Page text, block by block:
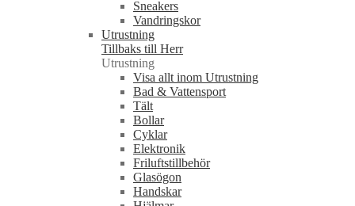
Sneakers
Vandringskor
Utrustning
Tillbaks till Herr
Utrustning
Visa allt inom Utrustning
Bad & Vattensport
Tält
Bollar
Cyklar
Elektronik
Friluftstillbehör
Glasögon
Handskar